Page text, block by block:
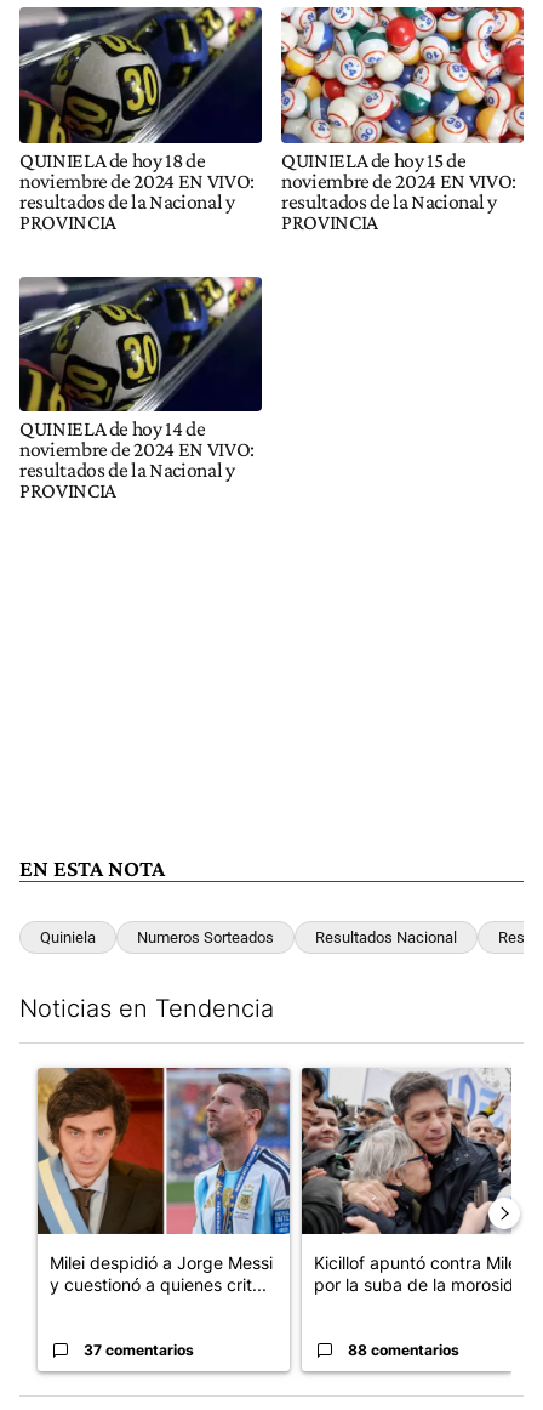
QUINIELA de hoy 18 de
noviembre de 2024 EN VIVO:
resultados de la Nacional y
PROVINCIA
QUINIELA de hoy 15 de
noviembre de 2024 EN VIVO:
resultados de la Nacional y
PROVINCIA
QUINIELA de hoy 14 de
noviembre de 2024 EN VIVO:
resultados de la Nacional y
PROVINCIA
EN ESTA NOTA
Quiniela Numeros Sorteados Resultados Nacional
Noticias en Tendencia
Un artículo de tendencia con el título "Milei despidió a Jorge
Milei despidió a Jorge Messi
y cuestionó a quienes crit...
37 comentarios
Un artículo de tendencia con
Kicillof apuntó contra Milei
por la suba de la morosida...
88 comentarios